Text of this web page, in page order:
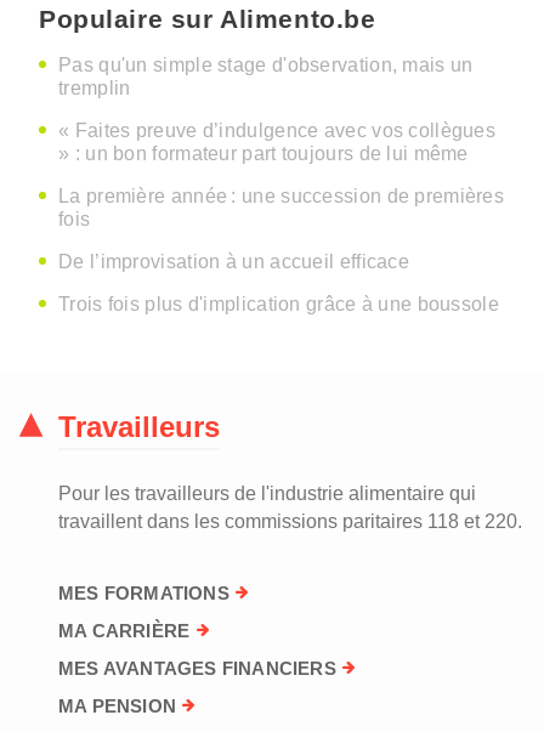
Populaire sur Alimento.be
Pas qu'un simple stage d'observation, mais un
tremplin
« Faites preuve d’indulgence avec vos collègues
» : un bon formateur part toujours de lui même
La première année : une succession de premières
fois
De l’improvisation à un accueil efficace
Trois fois plus d'implication grâce à une boussole
Travailleurs
Pour les travailleurs de l'industrie alimentaire qui
travaillent dans les commissions paritaires 118 et 220.
MES FORMATIONS
MA CARRIÈRE
MES AVANTAGES FINANCIERS
MA PENSION